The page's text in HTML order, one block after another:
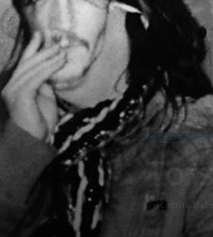
PORTFOLIOS
By Carine Dolek